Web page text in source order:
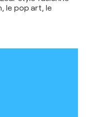
le pop art, le